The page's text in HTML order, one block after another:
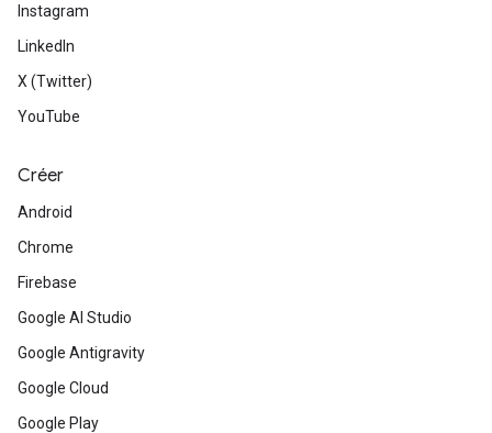
Instagram
LinkedIn
X (Twitter)
YouTube
Créer
Android
Chrome
Firebase
Google AI Studio
Google Antigravity
Google Cloud
Google Play